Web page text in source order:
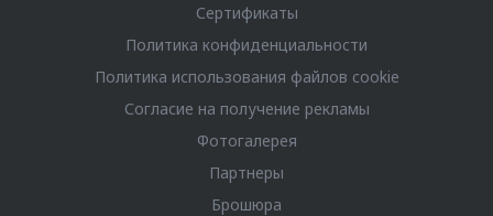
Сертификаты
Политика конфиденциальности
Политика использования файлов cookie
Согласие на получение рекламы
Фотогалерея
Партнеры
Брошюра